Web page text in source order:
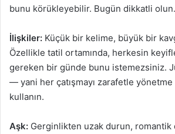
bunu körükleyebilir. Bugün dikkatli olun.
İlişkiler: Küçük bir kelime, büyük bir
Özellikle tatil ortamında, herkesin
gereken bir günde bunu istemezsiniz.
— yani her çatışmayı zarafetle
kullanın.
Aşk: Gerginlikten uzak durun, romantik